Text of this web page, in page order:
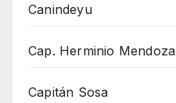
Canindeyu
Cap. Herminio Mendoza
Capitán Sosa